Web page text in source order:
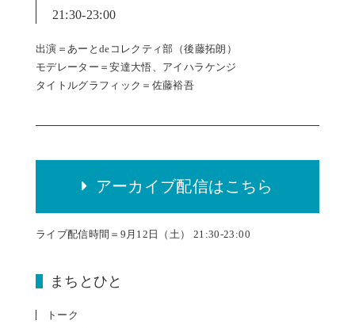
21:30-23:00
出演＝あーとdeコレクティ部（後藤拓朗）
モデレーター＝安達大悟、アイハラケンジ
タイトルグラフィック＝佐藤裕吾
アーカイブ配信はこちら
ライブ配信時間＝9月12日（土） 21:30-23:00
まちとひと
トーク